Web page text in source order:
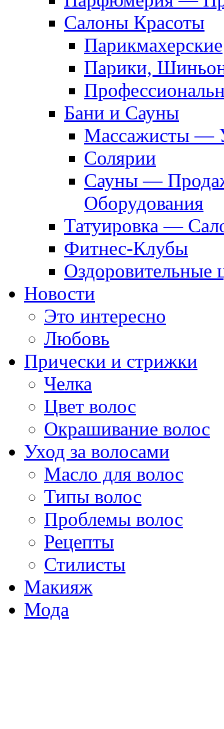
Салоны Красоты
Парикмахерские
Парики,
Бани и Сауны
Массажисты —
Солярии
Сауны —
Оборудования
Татуировка —
Фитнес-Клубы
Оздоровительные
Новости
Это интересно
Любовь
Прически и стрижки
Челка
Цвет волос
Окрашивание волос
Уход за волосами
Масло для волос
Типы волос
Проблемы волос
Рецепты
Стилисты
Макияж
Мода